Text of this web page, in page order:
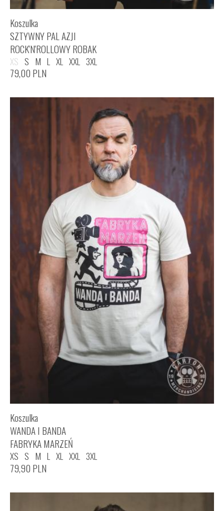
Koszulka
SZTYWNY PAL AZJI
ROCK'N'ROLLOWY ROBAK
XS S M L XL XXL 3XL
79,00 PLN
Koszulka
WANDA I BANDA
FABRYKA MARZEŃ
XS S M L XL XXL 3XL
79,90 PLN